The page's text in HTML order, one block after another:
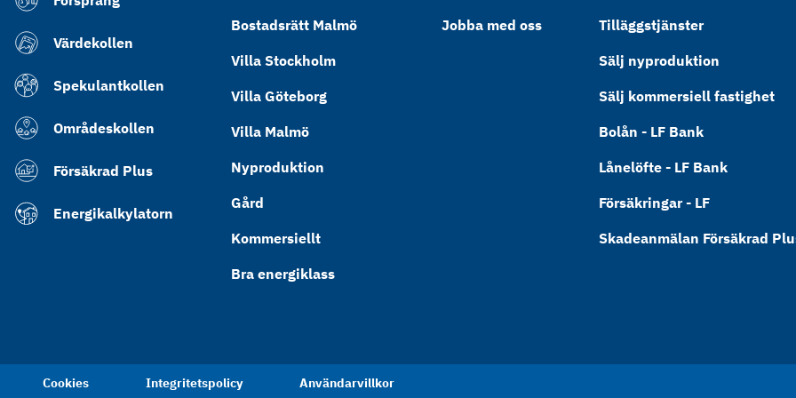
Värdekollen
Spekulantkollen
Områdeskollen
Försäkrad Plus
Energikalkylatorn
Bostadsrätt Malmö
Villa Stockholm
Villa Göteborg
Villa Malmö
Nyproduktion
Gård
Kommersiellt
Bra energiklass
Jobba med oss
Tilläggstjänster
Sälj nyproduktion
Sälj kommersiell fastighet
Bolån - LF Bank
Lånelöfte - LF Bank
Försäkringar - LF
Skadeanmälan Försäkrad
Cookies Integritetspolicy Användarvillkor